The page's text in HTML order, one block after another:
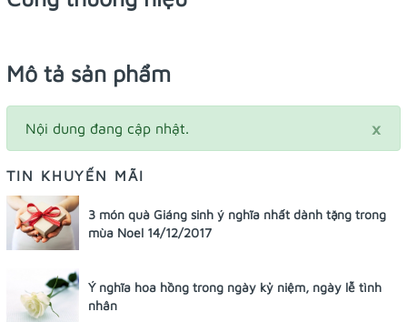
Mô tả sản phẩm
×
Nội dung đang cập nhật.
TIN KHUYẾN MÃI
3 món quà Giáng sinh ý nghĩa nhất dành tặng trong
mùa Noel 14/12/2017
Ý nghĩa hoa hồng trong ngày kỷ niệm, ngày lễ tình
nhân